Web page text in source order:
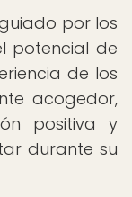
por los
potencial de
de los
acogedor,
positiva y
durante su